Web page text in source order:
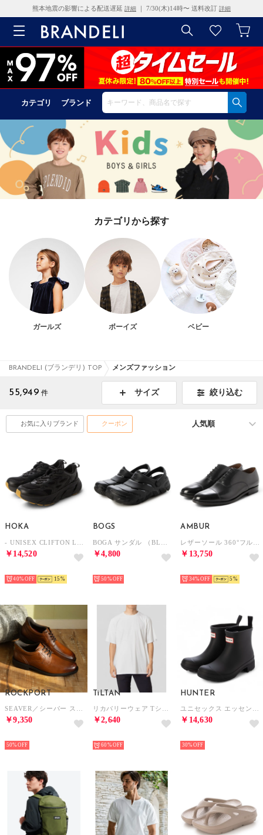
熊本地震の影響による配送遅延 詳細 ｜ 7/30(木)14時〜 送料改訂 詳細
カテゴリ ブランド
カテゴリから探す
ガールズ ボーイズ ベビー
BRANDELI (ブランデリ) TOP メンズファッション
55,949 件 サイズ 絞り込む
お気に入りブランド クーポン
HOKA
￥14,520
40% 15
BOGS
￥4,800
50%
AMBUR
￥13,750
34% 5
ROCKPORT
￥9,350
50%
TiLTAN
￥2,640
60%
HUNTER
￥14,630
30%